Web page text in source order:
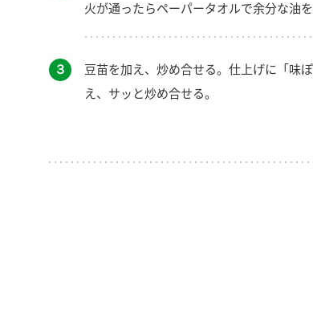
火が通ったらペーパータオルで余分な油を
３
豆苗を加え、炒め合せる。仕上げに「味
え、サッと炒め合せる。